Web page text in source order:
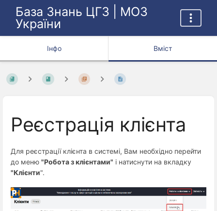
База Знань ЦГЗ | МОЗ
України
Інфо Вміст
Реєстрація клієнта
Для реєстрації клієнта в системі, Вам необхідно перейти
до меню "Робота з клієнтами" і натиснути на вкладку
"Клієнти".